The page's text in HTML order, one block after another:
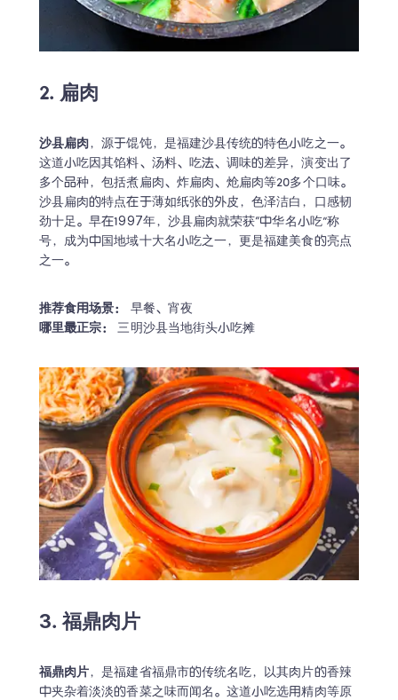
2. 扁肉
沙县扁肉 ，源于馄饨，是福建沙县传统的特色小吃之一。
这道小吃因其馅料、汤料、吃法、调味的差异，演变出了
多个品种，包括煮扁肉、炸扁肉、炝扁肉等20多个口味。
沙县扁肉的特点在于薄如纸张的外皮，色泽洁白，口感韧
劲十足。早在1997年，沙县扁肉就荣获“中华名小吃”称
号，成为中国地域十大名小吃之一，更是福建美食的亮点
之一。
推荐食用场景：
哪里最正宗：
三明沙县当地街头小吃摊
3. 福鼎肉片
福鼎肉片，是福建省福鼎市的传统名吃，以其肉片的香辣
中夹杂着淡淡的香菜之味而闻名。这道小吃选用精肉等原